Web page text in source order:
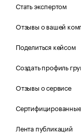
Стать экспертом
Отзывы о вашей
Поделиться кейсом
Создать профиль
Отзывы о сервисе
Лента публикаций